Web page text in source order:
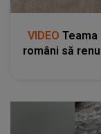
VIDEO
români să